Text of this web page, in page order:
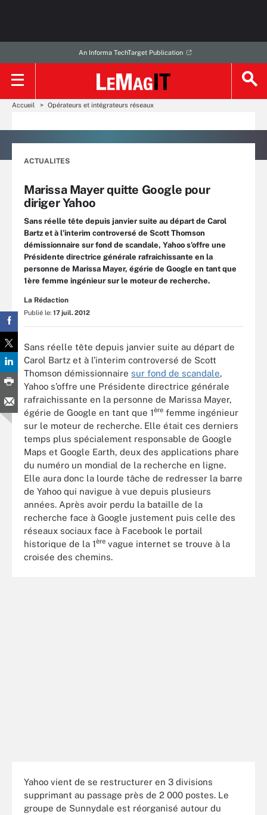
An Informa TechTarget Publication
Accueil Opérateurs et intégrateurs réseaux
ACTUALITES
Marissa Mayer quitte Google pour
diriger Yahoo
Sans réelle tête depuis janvier suite au départ de Carol
Bartz et à l’interim controversé de Scott Thomson
démissionnaire sur fond de scandale, Yahoo s’offre une
Présidente directrice générale rafraichissante en la
personne de Marissa Mayer, égérie de Google en tant que
1ère femme ingénieur sur le moteur de recherche.
La Rédaction
Publié le: 17 juil. 2012
Sans réelle tête depuis janvier suite au départ de
Carol Bartz et à l’interim controversé de Scott
Thomson démissionnaire sur fond de scandale,
Yahoo s’offre une Présidente directrice générale
rafraichissante en la personne de Marissa Mayer,
égérie de Google en tant que 1ère femme ingénieur
sur le moteur de recherche. Elle était ces derniers
temps plus spécialement responsable de Google
Maps et Google Earth, deux des applications phare
du numéro un mondial de la recherche en ligne.
Elle aura donc la lourde tâche de redresser la barre
de Yahoo qui navigue à vue depuis plusieurs
années. Après avoir perdu la bataille de la
recherche face à Google justement puis celle des
réseaux sociaux face à Facebook le portail
historique de la 1ère vague internet se trouve à la
croisée des chemins.
Yahoo vient de se restructurer en 3 divisions
supprimant au passage près de 2 000 postes. Le
groupe de Sunnydale est réorganisé autour du